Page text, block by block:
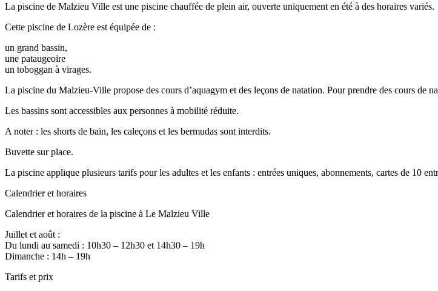
La piscine de Malzieu Ville est une piscine chauffée de plein air, ouverte uniquement en été à des horaires variés.
Cette piscine de Lozère est équipée de :
un grand bassin,
une pataugeoire
un toboggan à virages.
La piscine du Malzieu-Ville propose des cours d’aquagym et des leçons de natation. Pour prendre des cours de
Les bassins sont accessibles aux personnes à mobilité réduite.
A noter : les shorts de bain, les caleçons et les bermudas sont interdits.
Buvette sur place.
La piscine applique plusieurs tarifs pour les adultes et les enfants : entrées uniques, abonnements, cartes de 10
Calendrier et horaires
Calendrier et horaires de la piscine à Le Malzieu Ville
Juillet et août :
Du lundi au samedi : 10h30 – 12h30 et 14h30 – 19h
Dimanche : 14h – 19h
Tarifs et prix